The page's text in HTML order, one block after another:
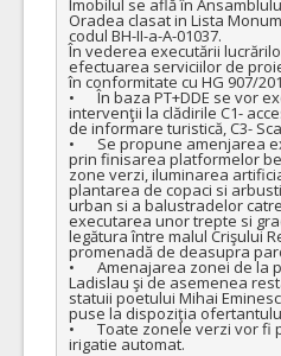
Oradea clasat in Lista
codul BH-II-a-A-01037.
În vederea executării
efectuarea serviciilor de
în conformitate cu HG 907/
•	În baza PT+DDE se vor executa unor lucrările de
intervenţii la clădirile C1-
de informare turistică, C3-
•	Se propune amenjarea exterioara si peisagistica
prin finisarea platformelor
zone verzi, iluminarea
plantarea de copaci si
urban si a balustradelor
executarea unor trepte si
legătura între malul Crişului
promenadă de deasupra
•	Amenajarea zonei de la parcare până la podul Sf.
Ladislau şi de asemenea
statuii poetului Mihai
puse la dispoziţia
•	Toate zonele verzi vor fi prevazute cu sistem de
irigatie automat.